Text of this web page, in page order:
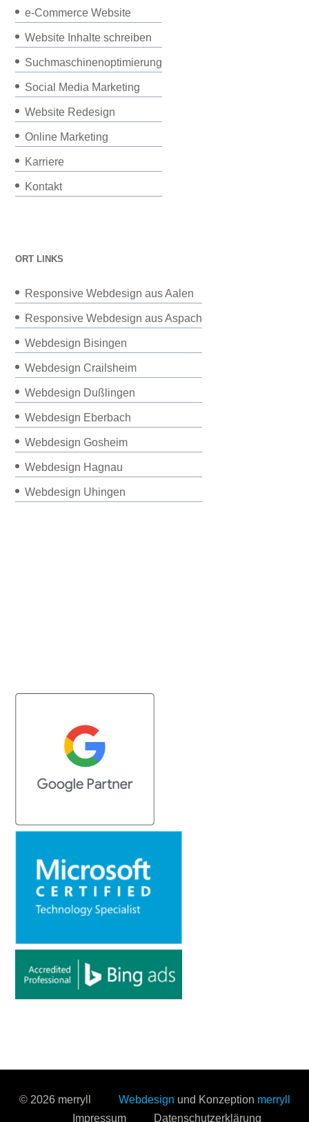
e-Commerce Website
Website Inhalte schreiben
Suchmaschinenoptimierung
Social Media Marketing
Website Redesign
Online Marketing
Karriere
Kontakt
ORT LINKS
Responsive Webdesign aus Aalen
Responsive Webdesign aus Aspach
Webdesign Bisingen
Webdesign Crailsheim
Webdesign Dußlingen
Webdesign Eberbach
Webdesign Gosheim
Webdesign Hagnau
Webdesign Uhingen
© 2026 merryll Webdesign und Konzeption merryll
Impressum
Datenschutzerklärung